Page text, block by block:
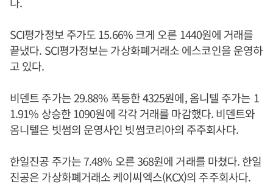
SCI평가정보 주가도 15.66% 크게 오른 1440원에 거래를
끝냈다. SCI평가정보는 가상화폐거래소 에스코인을 운영하
고 있다.
비덴트 주가는 29.88% 폭등한 4325원에, 옴니텔 주가는 1
1.91% 상승한 1090원에 각각 거래를 마감했다. 비덴트와
옴니텔은 빗썸의 운영사인 빗썸코리아의 주주회사다.
한일진공 주가는 7.48% 오른 368원에 거래를 마쳤다. 한일
진공은 가상화폐거래소 케이씨엑스(KCX)의 주주회사다.